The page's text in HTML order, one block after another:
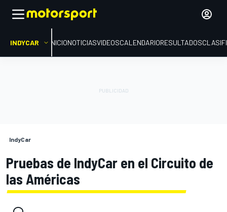
INDYCAR INICIONOTICIASVIDEOSCALENDARIORESULTADOS
IndyCar
Pruebas de IndyCar en el Circuito de
las Américas